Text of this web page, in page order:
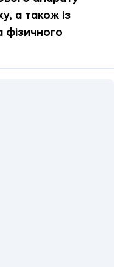
а також із
фізичного